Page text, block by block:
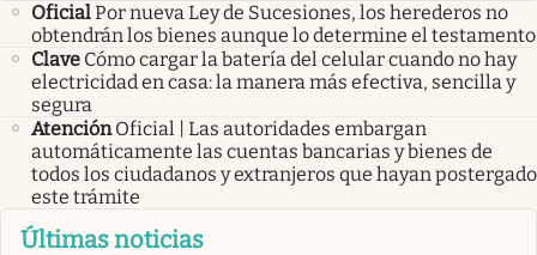
OficialPor nueva Ley de Sucesiones, los herederos no
obtendrán los bienes aunque lo determine el testamento
Clave Cómo cargar la batería del celular cuando no hay
electricidad en casa: la manera más efectiva, sencilla y
segura
Atención Oficial | Las autoridades embargan
automáticamente las cuentas bancarias y bienes de
todos los ciudadanos y extranjeros que hayan postergado
este trámite
Últimas noticias